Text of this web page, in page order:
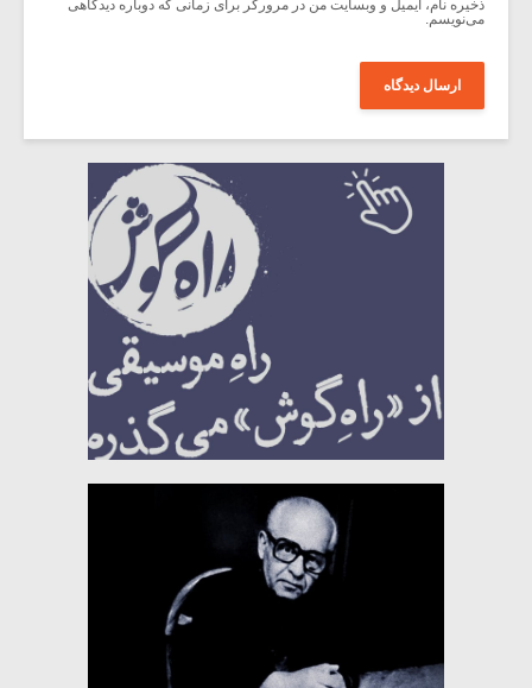
ذخیره نام، ایمیل و وبسایت من در مرورگر برای زمانی که دوباره دیدگاهی
می‌نویسم.